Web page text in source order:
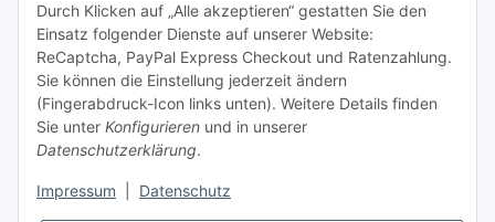
Tel: +49 (0) 5132 8230689
Fax: +49 (0) 5132 8230693
E-Mail:mail@texcorner.de
Durch Klicken auf „Alle akzeptieren“ gestatten Sie den
Einsatz folgender Dienste auf unserer Website:
ReCaptcha, PayPal Express Checkout und Ratenzahlung.
Sie können die Einstellung jederzeit ändern
(Fingerabdruck-Icon links unten). Weitere Details finden
Sie unter Konfigurieren und in unserer
Datenschutzerklärung.
Impressum Datenschutz